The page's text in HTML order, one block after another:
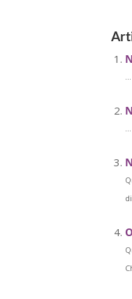
...
...